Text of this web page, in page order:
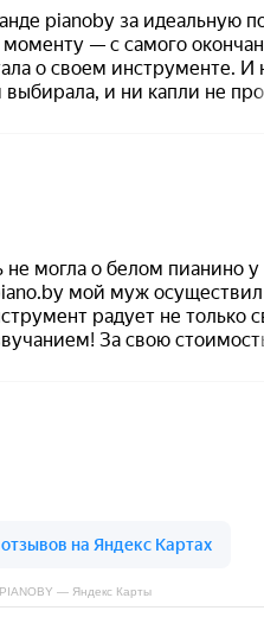
PIANOBY — Яндекс Карты